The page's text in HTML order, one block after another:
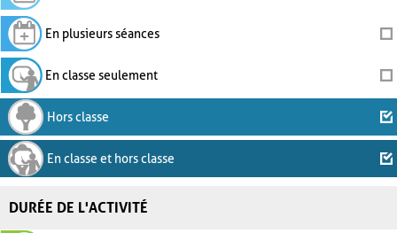
En plusieurs séances
En classe seulement
Hors classe
En classe et hors classe
DURÉE DE L'ACTIVITÉ